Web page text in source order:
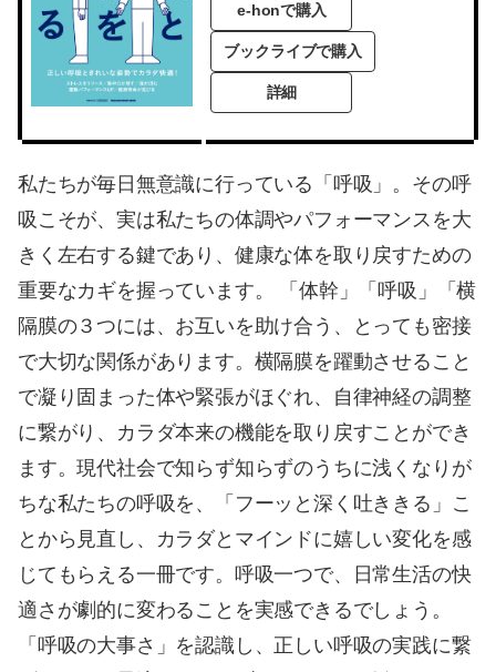
e-honで購入
ブックライブで購入
詳細
私たちが毎日無意識に行っている「呼吸」。その呼
吸こそが、実は私たちの体調やパフォーマンスを大
きく左右する鍵であり、健康な体を取り戻すための
重要なカギを握っています。 「体幹」「呼吸」「横
隔膜の３つには、お互いを助け合う、とっても密接
で大切な関係があります。横隔膜を躍動させること
で凝り固まった体や緊張がほぐれ、自律神経の調整
に繋がり、カラダ本来の機能を取り戻すことができ
ます。現代社会で知らず知らずのうちに浅くなりが
ちな私たちの呼吸を、「フーッと深く吐ききる」こ
とから見直し、カラダとマインドに嬉しい変化を感
じてもらえる一冊です。呼吸一つで、日常生活の快
適さが劇的に変わることを実感できるでしょう。
「呼吸の大事さ」を認識し、正しい呼吸の実践に繋